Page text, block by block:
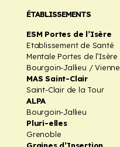
ÉTABLISSEMENTS
ESM Portes de l’Isère
Etablissement de Santé
Mentale Portes de l’Isère
Bourgoin-Jallieu / Vienne
MAS Saint-Clair
Saint-Clair de la Tour
ALPA
Bourgoin-Jallieu
Pluri-elles
Grenoble